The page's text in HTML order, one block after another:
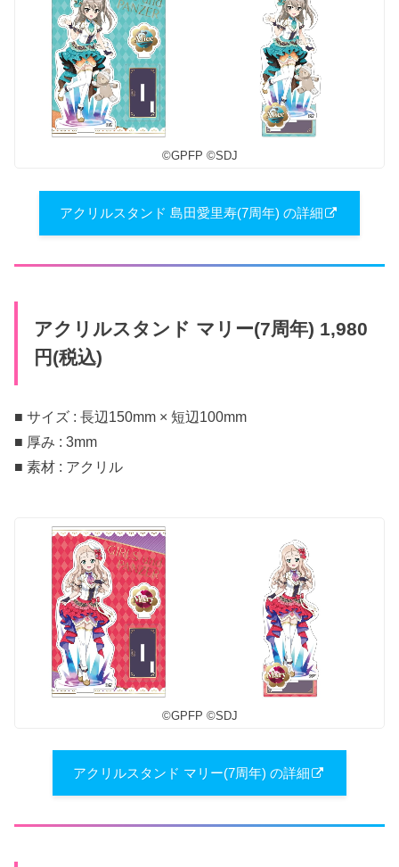
©︎GPFP ©︎SDJ
アクリルスタンド 島田愛里寿(7周年) の詳細
アクリルスタンド マリー(7周年) 1,980
円(税込)
■ サイズ : 長辺150mm × 短辺100mm
■ 厚み : 3mm
■ 素材 : アクリル
©︎GPFP ©︎SDJ
アクリルスタンド マリー(7周年) の詳細